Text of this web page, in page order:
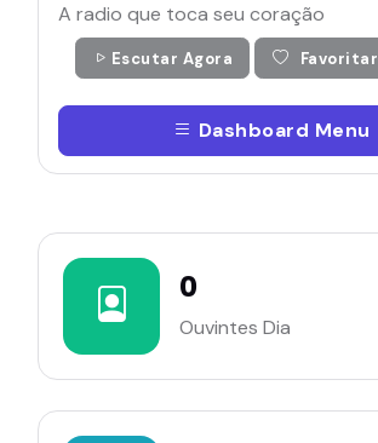
A radio que toca seu coração
Escutar Agora Favoritar
Dashboard Menu
0
Ouvintes Dia